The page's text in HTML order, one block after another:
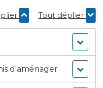
Tout déplier
d'aménager